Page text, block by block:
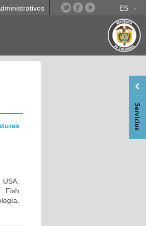
ES
Fish